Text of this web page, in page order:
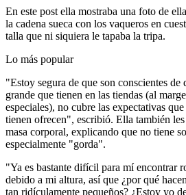
En este post ella mostraba una foto de
la cadena sueca con los vaqueros en
talla que ni siquiera le tapaba la tripa.
Lo más popular
"Estoy segura de que son conscientes de
grande que tienen en las tiendas (al
especiales), no cubre las expectativas
tienen ofrecen", escribió. Ella también
masa corporal, explicando que no tiene
especialmente "gorda".
"Ya es bastante difícil para mí encontrar
debido a mi altura, así que ¿por qué
tan ridículamente pequeños? ¿Estoy yo